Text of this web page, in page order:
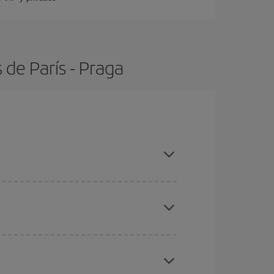
París - Praga